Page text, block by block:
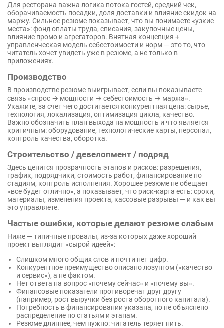
Для ресторана важна логика потока гостей, средний чек,
оборачиваемость посадки, доля доставки и влияние скидок на
маржу. Сильное резюме показывает, что вы понимаете «узкие
места»: фонд оплаты труда, списания, закупочные цены,
влияние промо и агрегаторов. Внятная концепция +
управленческая модель себестоимости и норм — это то, что
читатель хочет увидеть уже в резюме, а не только в
приложениях.
Производство
В производстве резюме выигрывает, если вы показываете
связь «спрос → мощности → себестоимость → маржа».
Укажите, за счет чего достигается конкурентная цена: сырье,
технология, локализация, оптимизация цикла, качество.
Важно обозначить план выхода на мощность и что является
критичным: оборудование, технологические карты, персонал,
контроль качества, оборотка.
Строительство / девелопмент / подряд
Здесь ценится прозрачность этапов и рисков: разрешения,
график, подрядчики, стоимость работ, финансирование по
стадиям, контроль исполнения. Хорошее резюме не обещает
«все будет отлично», а показывает, что риск-карта есть: сроки,
материалы, изменения проекта, кассовые разрывы — и как вы
это управляете.
Частые ошибки, которые делают резюме слабым
Ниже — типичные провалы, из-за которых даже хороший
проект выглядит «сырой идеей»:
Слишком много общих слов и почти нет цифр.
Конкурентное преимущество описано лозунгом («качество
и сервис»), а не фактом.
Нет ответа на вопрос «почему сейчас» и «почему вы».
Финансовые показатели противоречат друг другу
(например, рост выручки без роста оборотного капитала).
Потребность в финансировании указана, но не объяснено
распределение по статьям и этапам.
Резюме длиннее, чем нужно: читатель теряет нить.